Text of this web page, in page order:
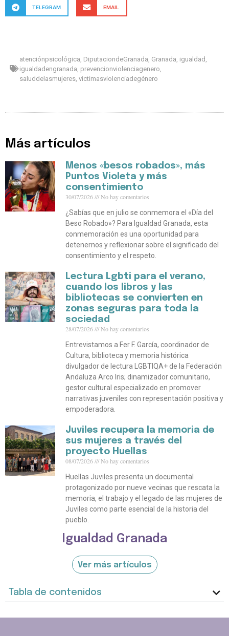
Igualdad Granada
Ver más artículos
Tabla de contenidos
TELEGRAM EMAIL
atenciónpsicológica DiputaciondeGranada Granada igualdad
igualdadengranada prevencionviolenciagenero
saluddelasmujeres, victimasviolenciadegénero
Más artículos
Menos «besos robados», más
Puntos Violeta y más
consentimiento
30/07/2026
No hay comentarios
¿Sabías que en julio se conmemora el «Día del
Beso Robado»? Para Igualdad Granada, esta
conmemoración es una oportunidad para
detenernos y reflexionar sobre el significado del
consentimiento y el respeto.
Lectura Lgbti para el verano,
cuando los libros y las
bibliotecas se convierten en
zonas seguras para toda la
sociedad
28/07/2026
No hay comentarios
Entrevistamos a Fer F. García, coordinador de
Cultura, biblioteca y memoria histórica
divulgador de lectura LGBTIQA+ de la Federación
Andaluza Arco Iris; dinamizador comunitario,
gestor cultural especializado en promover
narrativas juveniles con representación positiva y
empoderadora.
Juviles recupera la memoria de
sus mujeres a través del
proyecto Huellas
08/07/2026
No hay comentarios
Huellas Juviles presenta un documental
protagonizado por nueve vecinas que rescata la
memoria, el trabajo y el legado de las mujeres de
Juviles como parte esencial de la historia del
pueblo.